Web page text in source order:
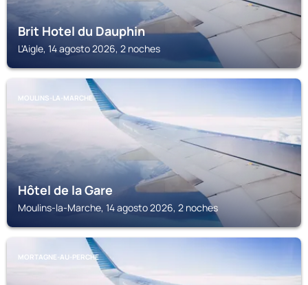
Brit Hotel du Dauphin
L'Aigle, 14 agosto 2026, 2 noches
MOULINS-LA-MARCHE
Hôtel de la Gare
Moulins-la-Marche, 14 agosto 2026, 2 noches
MORTAGNE-AU-PERCHE